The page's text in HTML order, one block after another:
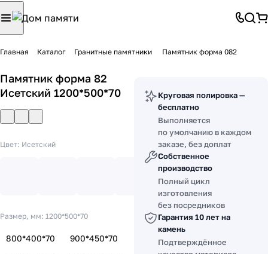
Главная Каталог Гранитные памятники Памятник форма 082
Памятник форма 82
Исетский 1200*500*70
Цвет: Исетский
Размер, мм: 1200*500*70
800*400*70
900*450*70
Круговая полировка —
бесплатно
Выполняется
по умолчанию в каждом
заказе, без доплат
Собственное
производство
Полный цикл
изготовления
без посредников
Гарантия 10 лет на
камень
Подтверждённое